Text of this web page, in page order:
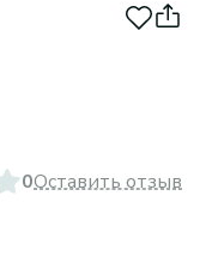
0Оставить отзыв